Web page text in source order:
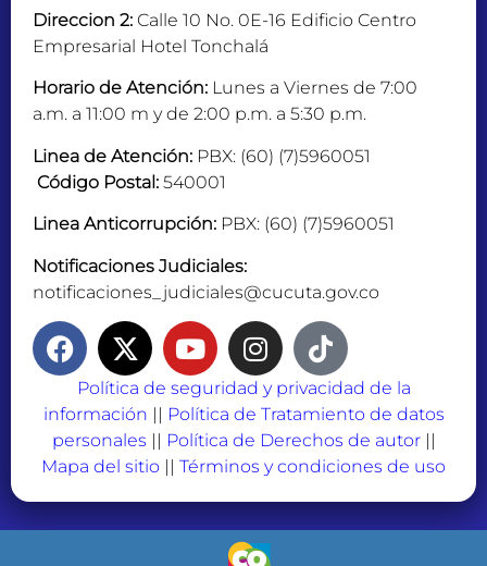
Direccion 2: Calle 10 No. 0E-16 Edificio Centro
Empresarial Hotel Tonchalá
Horario de Atención: Lunes a Viernes de 7:00
a.m. a 11:00 m y de 2:00 p.m. a 5:30 p.m.
Linea de Atención: PBX: (60) (7)5960051
Código Postal: 540001
Linea Anticorrupción: PBX: (60) (7)5960051
Notificaciones Judiciales:
notificaciones_judiciales@cucuta.gov.co
Política de seguridad y privacidad de la
información || Política de Tratamiento de datos
personales || Política de Derechos de autor||
Mapa del sitio || Términos y condiciones de uso